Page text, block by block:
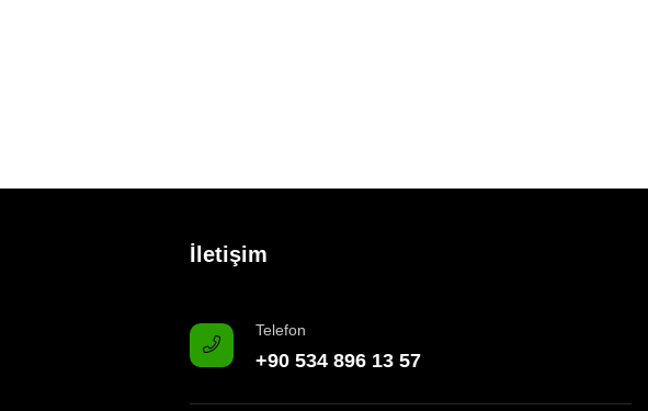
İletişim
Telefon
+90 534 896 13 57